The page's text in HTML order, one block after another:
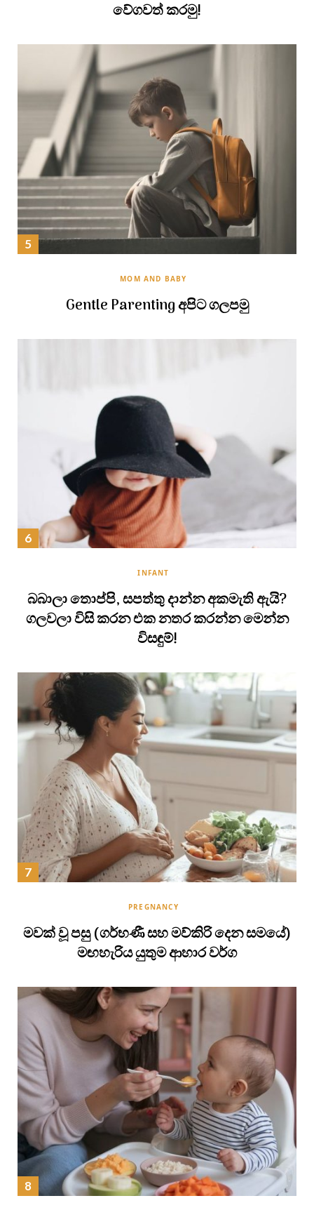
වේගවත් කරමු!
MOM AND BABY
Gentle Parenting අපිට ගලපමු
INFANT
බබාලා තොප්පි, සපත්තු දාන්න අකමැති ඇයි?
ගලවලා විසි කරන එක නතර කරන්න මෙන්න
විසඳුම්!
PREGNANCY
මවක් වූ පසු (ගර්භණී සහ මව්කිරි දෙන සමයේ)
මඟහැරිය යුතුම ආහාර වර්ග